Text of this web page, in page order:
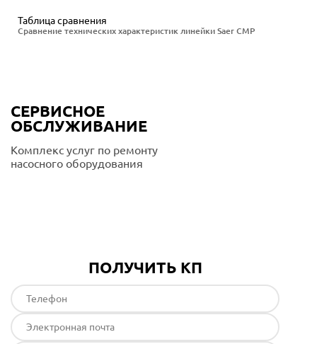
Сравнение технических характеристик линейки Saer CMP
Таблица сравнения
СЕРВИСНОЕ
ОБСЛУЖИВАНИЕ
Комплекс услуг по ремонту
насосного оборудования
ПОЛУЧИТЬ КП